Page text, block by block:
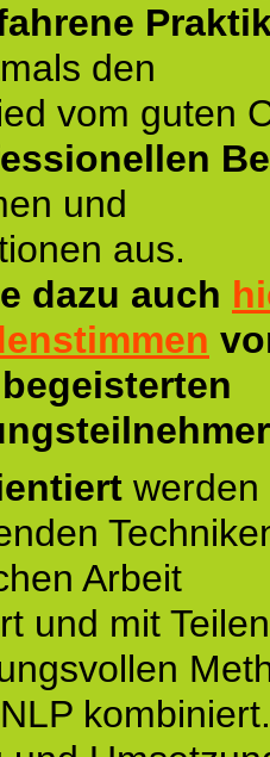
den
vom guten
und
aus.
dazu auch
werden
Arbeit
und mit